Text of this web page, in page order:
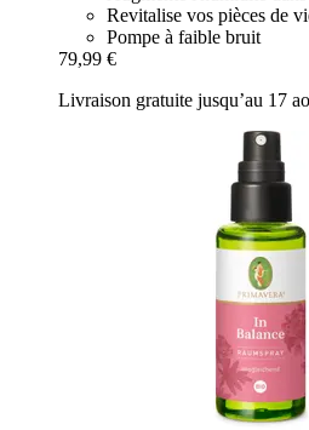
Revitalise vos pièces de
Pompe à faible bruit
79,99 €
Livraison gratuite jusqu’au 17